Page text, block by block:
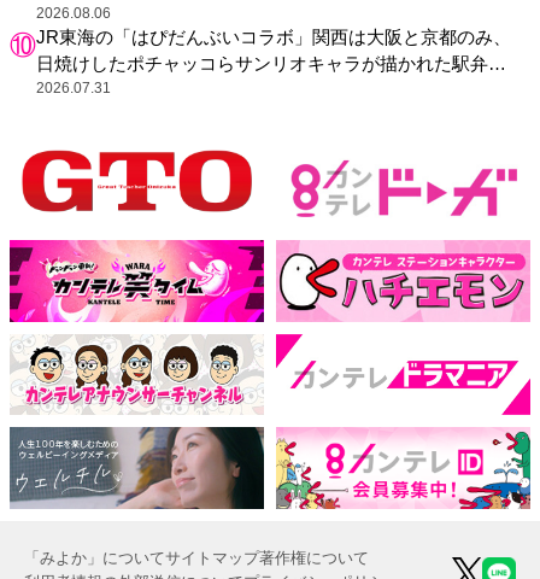
2026.08.06
JR東海の「はぴだんぶいコラボ」関西は大阪と京都のみ、
日焼けしたポチャッコらサンリオキャラが描かれた駅弁や
グッズが登場
2026.07.31
「みよか」についてサイトマップ著作権について